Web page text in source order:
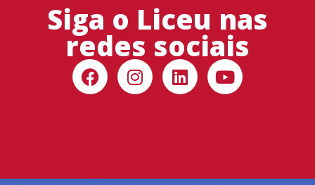
Siga o Liceu nas
redes sociais